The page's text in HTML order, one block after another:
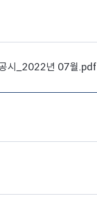
시_2022년 07월.pdf